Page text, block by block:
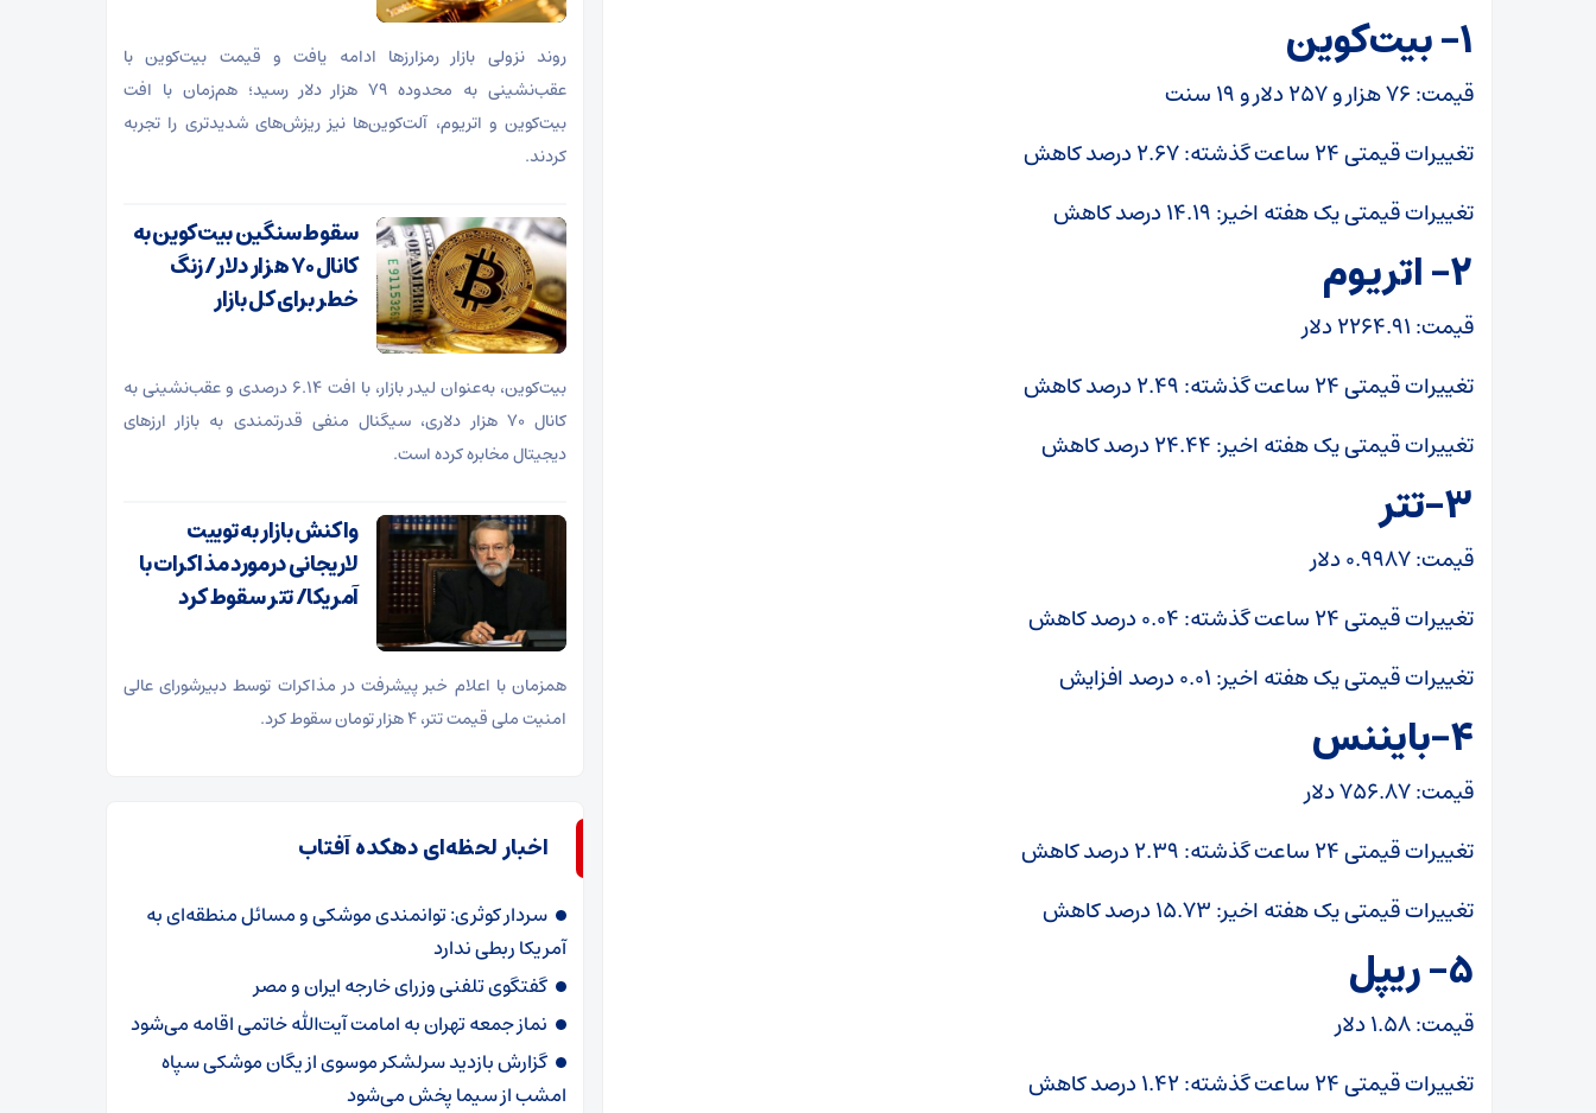
۱- بیت‌کوین
قیمت: ۷۶ هزار و ۲۵۷ دلار و ۱۹ سنت
تغییرات قیمتی ۲۴ ساعت گذشته: ۲.۶۷ درصد کاهش
تغییرات قیمتی یک هفته اخیر: ۱۴.۱۹ درصد کاهش
۲- اتریوم
قیمت: ۲۲۶۴.۹۱ دلار
تغییرات قیمتی ۲۴ ساعت گذشته: ۲.۴۹ درصد کاهش
تغییرات قیمتی یک هفته اخیر: ۲۴.۴۴ درصد کاهش
۳-تتر
قیمت: ۰.۹۹۸۷ دلار
تغییرات قیمتی ۲۴ ساعت گذشته: ۰.۰۴ درصد کاهش
تغییرات قیمتی یک هفته اخیر: ۰.۰۱ درصد افزایش
۴-بایننس
قیمت: ۷۵۶.۸۷ دلار
تغییرات قیمتی ۲۴ ساعت گذشته: ۲.۳۹ درصد کاهش
تغییرات قیمتی یک هفته اخیر: ۱۵.۷۳ درصد کاهش
۵- ریپل
قیمت: ۱.۵۸ دلار
تغییرات قیمتی ۲۴ ساعت گذشته: ۱.۴۲ درصد کاهش
روند نزولی بازار رمزارز‌ها ادامه یافت و قیمت بیت‌کوین با
عقب‌نشینی به محدوده ۷۹ هزار دلار رسید؛ هم‌زمان با افت
بیت‌کوین و اتریوم، آلت‌کوین‌ها نیز ریزش‌های شدیدتری را تجربه
کردند.
سقوط سنگین بیت‌کوین به
کانال ۷۰ هزار دلار/ زنگ
خطر برای کل بازار
بیت‌کوین، به‌عنوان لیدر بازار، با افت ۶.۱۴ درصدی و عقب‌نشینی به
کانال ۷۰ هزار دلاری، سیگنال منفی قدرتمندی به بازار ارز‌های
دیجیتال مخابره کرده است.
واکنش بازار به توییت
لاریجانی درمورد مذاکرات با
آمریکا/ تتر سقوط کرد
همزمان با اعلام خبر پیشرفت در مذاکرات توسط دبیرشورای عالی
امنیت ملی قیمت تتر، ۴ هزار تومان سقوط کرد.
اخبار لحظه‌ای دهکده آفتاب
سردار کوثری: توانمندی موشکی و مسائل منطقه‌ای به
آمریکا ربطی ندارد
گفتگوی تلفنی وزرای خارجه ایران و مصر
نماز جمعه تهران به امامت آیت‌الله خاتمی اقامه می‌شود
گزارش بازدید سرلشکر موسوی از یگان موشکی سپاه
امشب از سیما پخش می‌شود